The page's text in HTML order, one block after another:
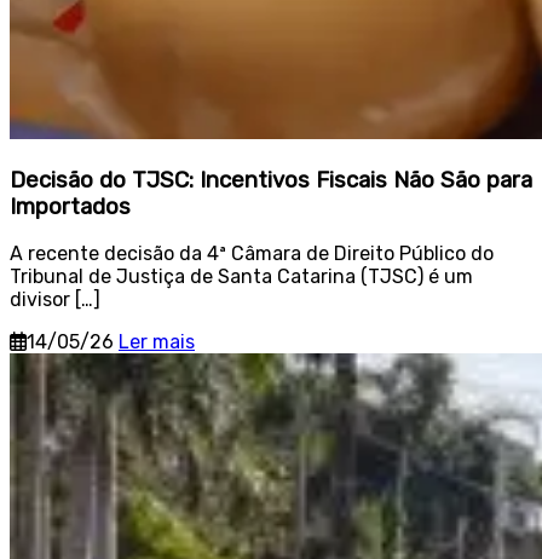
Decisão do TJSC: Incentivos Fiscais Não São para
Importados
A recente decisão da 4ª Câmara de Direito Público do
Tribunal de Justiça de Santa Catarina (TJSC) é um
divisor […]
14/05/26 Ler mais